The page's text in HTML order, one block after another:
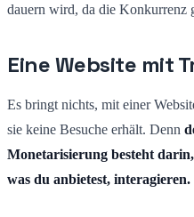
dauern wird, da die Konkurrenz
Eine Website mit
Es bringt nichts, mit einer
sie keine Besuche erhält. Denn
Monetarisierung besteht
was du anbietest, interagieren.